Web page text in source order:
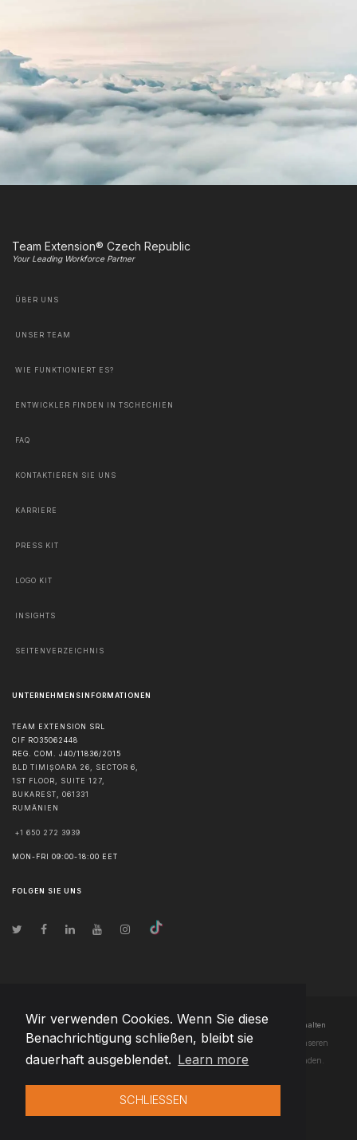
Wir verwenden Cookies. Wenn Sie diese
Benachrichtigung schließen, bleibt sie
dauerhaft ausgeblendet. Learn more
SCHLIESSEN
Team Extension® Czech Republic
Your Leading Workforce Partner
ÜBER UNS
UNSER TEAM
WIE FUNKTIONIERT ES?
ENTWICKLER FINDEN IN TSCHECHIEN
FAQ
KONTAKTIEREN SIE UNS
KARRIERE
PRESS KIT
LOGO KIT
INSIGHTS
SEITENVERZEICHNIS
UNTERNEHMENSINFORMATIONEN
TEAM EXTENSION SRL
CIF RO35062448
REG. COM. J40/11836/2015
BLD TIMIȘOARA 26, SECTOR 6,
1ST FLOOR, SUITE 127,
BUKAREST, 061331
RUMÄNIEN
+1 650 272 3939
MON-FRI 09:00-18:00 EET
FOLGEN SIE UNS
© Urheberrecht 2026 Team Extension Czech Republic- Alle Rechte vorbehalten
Changelog● Durch die Nutzung dieser Website erklären Sie sich mit unseren
Nutzungsbedingungen und unserer Datenschutzerklärung einverstanden.